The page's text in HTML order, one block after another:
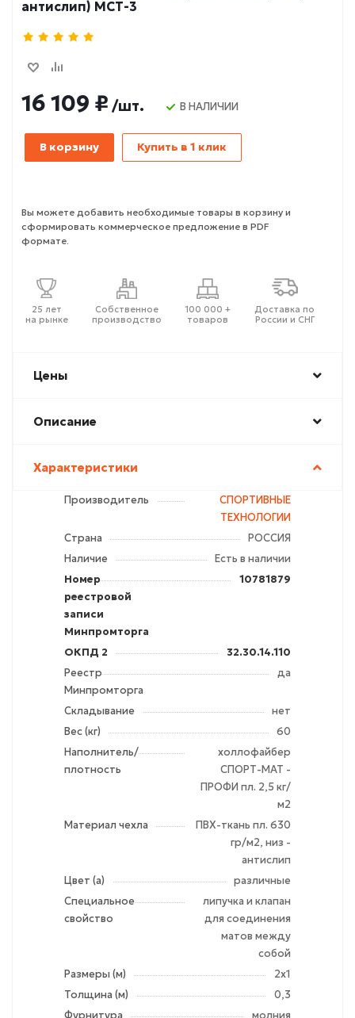
антислип) МСТ-3
16 109 ₽ /шт. В НАЛИЧИИ
В корзину Купить в 1 клик
Вы можете добавить необходимые товары в корзину и
сформировать коммерческое предложение в PDF
формате.
25 лет
на рынке
Собственное
производство
100 000 +
товаров
Доставка по
России и СНГ
Цены
Описание
Характеристики
Производитель
СПОРТИВНЫЕ
ТЕХНОЛОГИИ
Страна
РОССИЯ
Наличие
Есть в наличии
Номер
реестровой
записи
Минпромторга
10781879
ОКПД 2
32.30.14.110
Реестр
Минпромторга
да
Складывание
нет
Вес (кг)
60
Наполнитель/
плотность
холлофайбер
СПОРТ-МАТ -
ПРОФИ пл. 2,5 кг/
м2
Материал чехла
ПВХ-ткань пл. 630
гр/м2, низ -
антислип
Цвет (а)
различные
Специальное
свойство
липучка и клапан
для соединения
матов между
собой
Размеры (м)
2х1
Толщина (м)
0,3